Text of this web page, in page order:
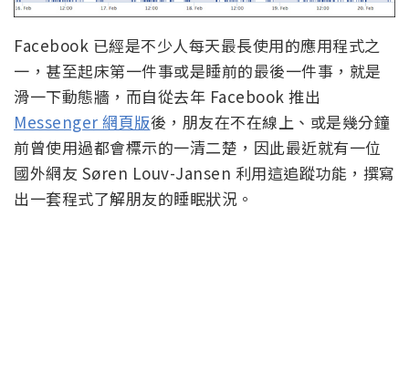
Facebook 已經是不少人每天最長使用的應用程式之
一，甚至起床第一件事或是睡前的最後一件事，就是
滑一下動態牆，而自從去年 Facebook 推出
Messenger 網頁版後，朋友在不在線上、或是幾分鐘
前曾使用過都會標示的一清二楚，因此最近就有一位
國外網友 Søren Louv-Jansen 利用這追蹤功能，撰寫
出一套程式了解朋友的睡眠狀況。